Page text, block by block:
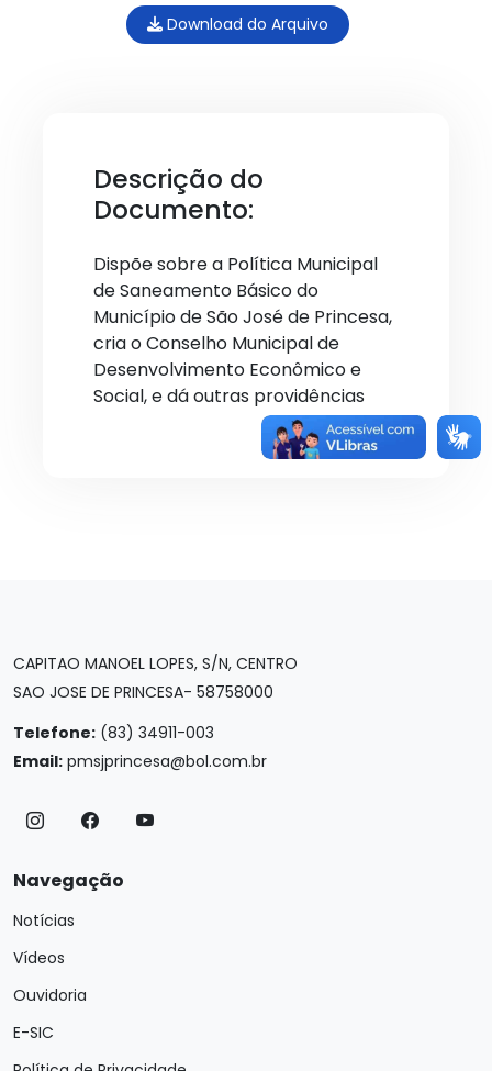
Download do Arquivo
Descrição do
Documento:
Dispõe sobre a Política Municipal
de Saneamento Básico do
Município de São José de Princesa,
cria o Conselho Municipal de
Desenvolvimento Econômico e
Social, e dá outras providências
CAPITAO MANOEL LOPES, S/N, CENTRO
SAO JOSE DE PRINCESA- 58758000
Telefone: (83) 34911-003
Email: pmsjprincesa@bol.com.br
Navegação
Notícias
Vídeos
Ouvidoria
E-SIC